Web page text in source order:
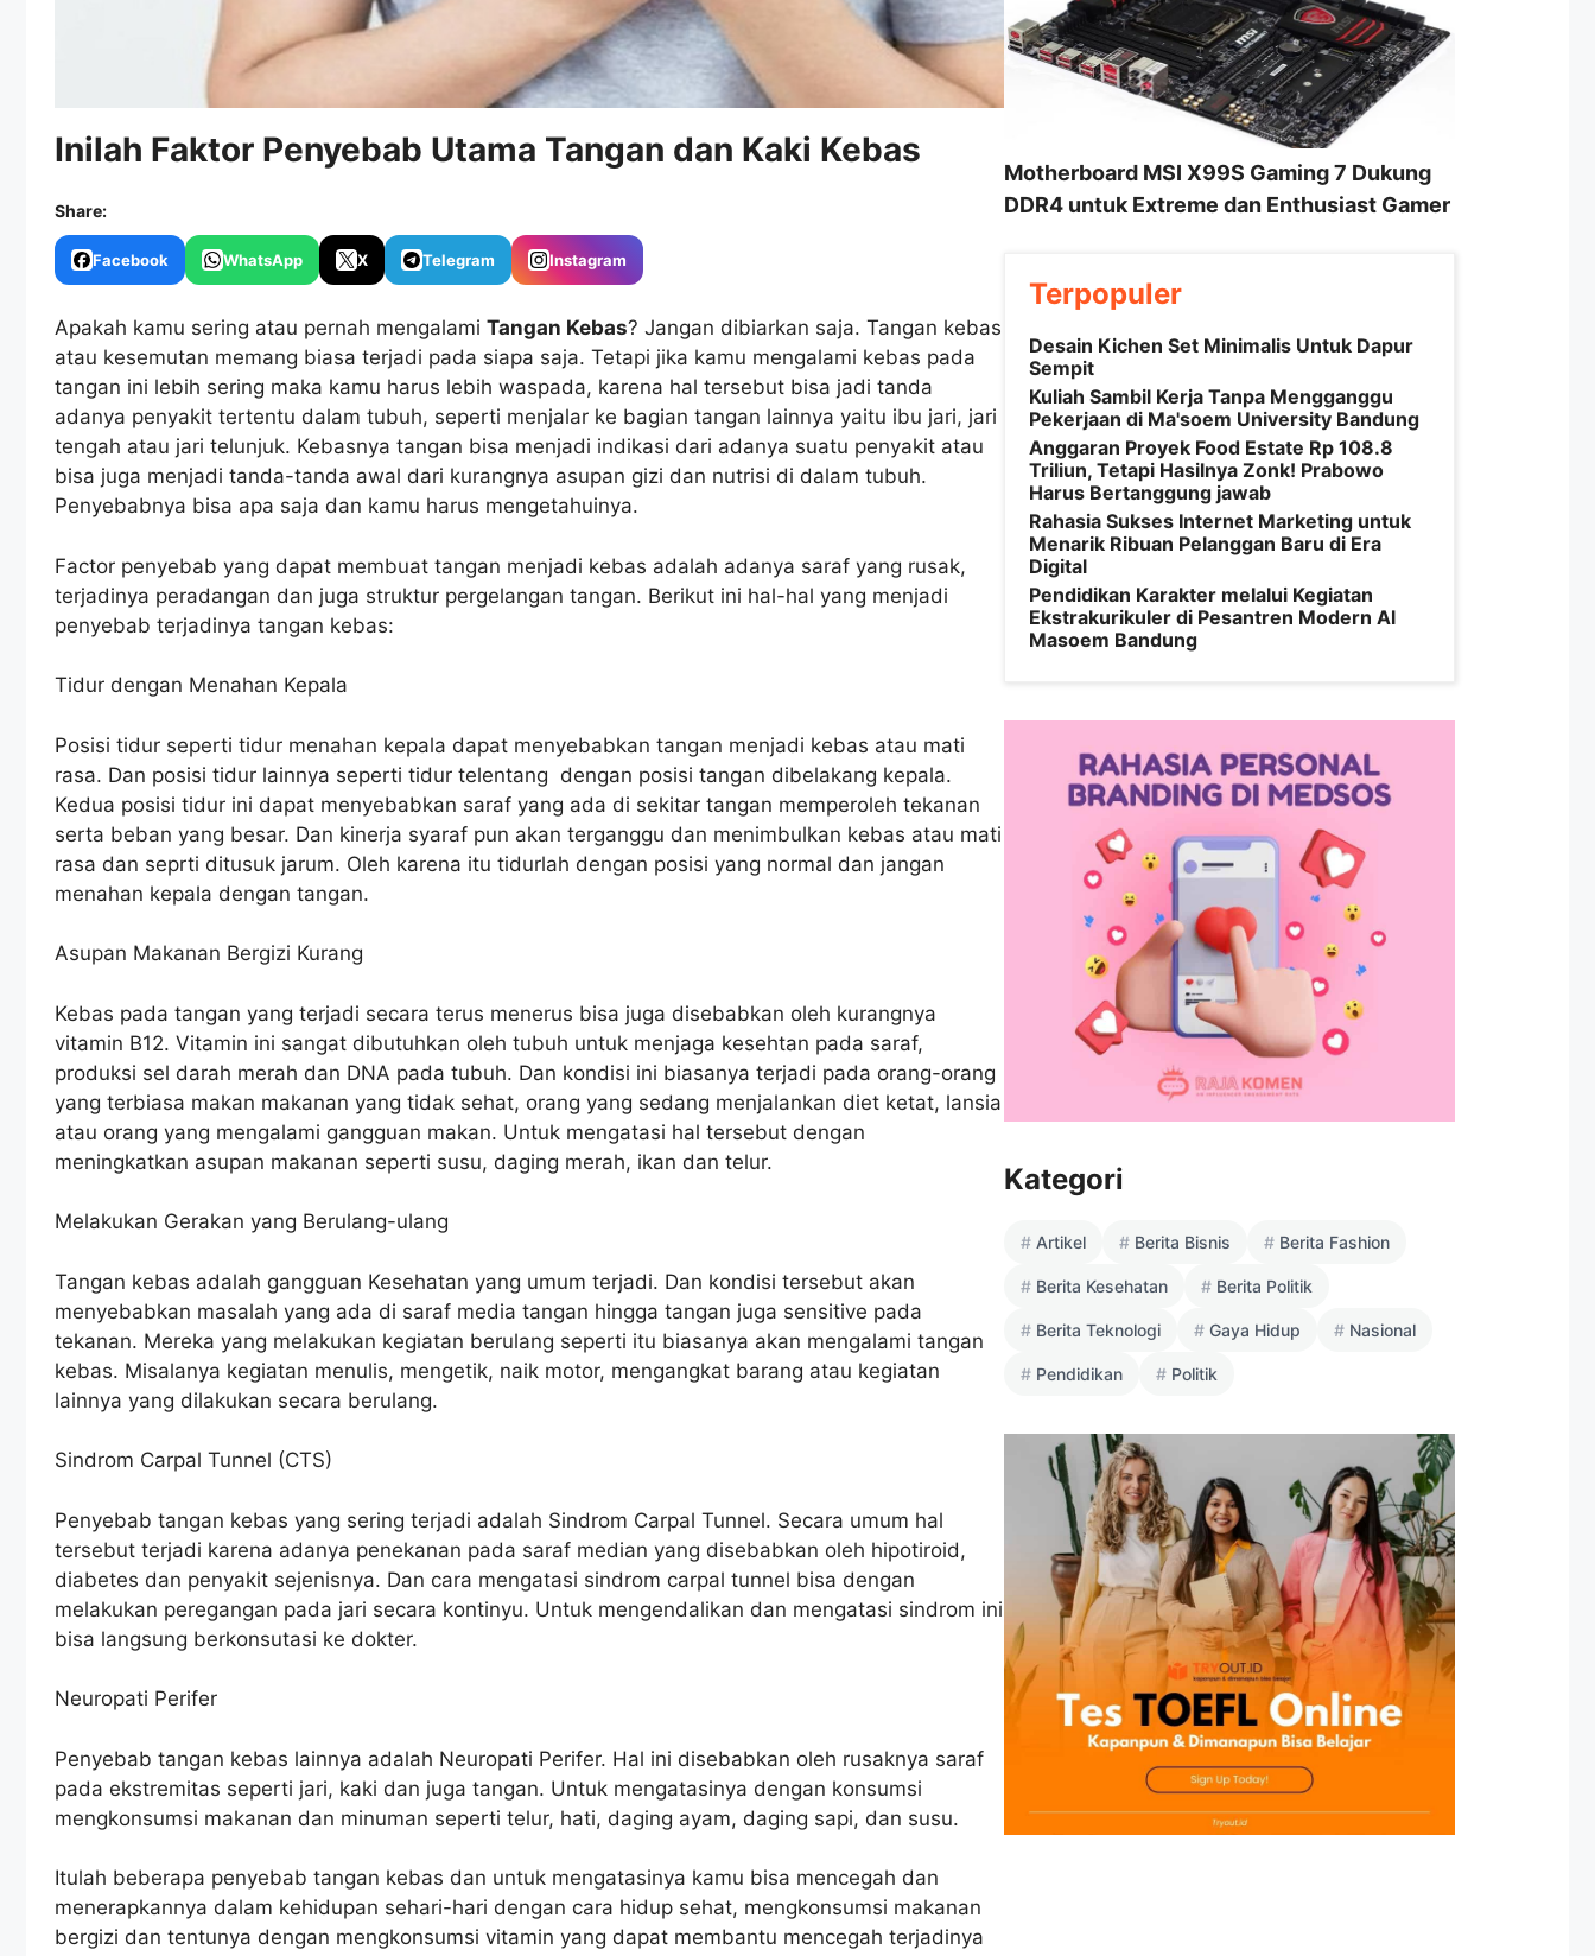
Inilah Faktor Penyebab Utama Tangan dan Kaki Kebas
Share:
Facebook WhatsApp X Telegram Instagram
Apakah kamu sering atau pernah mengalami Tangan Kebas? Jangan dibiarkan saja. Tangan kebas
atau kesemutan memang biasa terjadi pada siapa saja. Tetapi jika kamu mengalami kebas pada
tangan ini lebih sering maka kamu harus lebih waspada, karena hal tersebut bisa jadi tanda
adanya penyakit tertentu dalam tubuh, seperti menjalar ke bagian tangan lainnya yaitu ibu jari, jari
tengah atau jari telunjuk. Kebasnya tangan bisa menjadi indikasi dari adanya suatu penyakit atau
bisa juga menjadi tanda-tanda awal dari kurangnya asupan gizi dan nutrisi di dalam tubuh.
Penyebabnya bisa apa saja dan kamu harus mengetahuinya.
Factor penyebab yang dapat membuat tangan menjadi kebas adalah adanya saraf yang rusak,
terjadinya peradangan dan juga struktur pergelangan tangan. Berikut ini hal-hal yang menjadi
penyebab terjadinya tangan kebas:
Tidur dengan Menahan Kepala
Posisi tidur seperti tidur menahan kepala dapat menyebabkan tangan menjadi kebas atau mati
rasa. Dan posisi tidur lainnya seperti tidur telentang dengan posisi tangan dibelakang kepala.
Kedua posisi tidur ini dapat menyebabkan saraf yang ada di sekitar tangan memperoleh tekanan
serta beban yang besar. Dan kinerja syaraf pun akan terganggu dan menimbulkan kebas atau mati
rasa dan seprti ditusuk jarum. Oleh karena itu tidurlah dengan posisi yang normal dan jangan
menahan kepala dengan tangan.
Asupan Makanan Bergizi Kurang
Kebas pada tangan yang terjadi secara terus menerus bisa juga disebabkan oleh kurangnya
vitamin B12. Vitamin ini sangat dibutuhkan oleh tubuh untuk menjaga kesehtan pada saraf,
produksi sel darah merah dan DNA pada tubuh. Dan kondisi ini biasanya terjadi pada orang-orang
yang terbiasa makan makanan yang tidak sehat, orang yang sedang menjalankan diet ketat, lansia
atau orang yang mengalami gangguan makan. Untuk mengatasi hal tersebut dengan
meningkatkan asupan makanan seperti susu, daging merah, ikan dan telur.
Melakukan Gerakan yang Berulang-ulang
Tangan kebas adalah gangguan Kesehatan yang umum terjadi. Dan kondisi tersebut akan
menyebabkan masalah yang ada di saraf media tangan hingga tangan juga sensitive pada
tekanan. Mereka yang melakukan kegiatan berulang seperti itu biasanya akan mengalami tangan
kebas. Misalanya kegiatan menulis, mengetik, naik motor, mengangkat barang atau kegiatan
lainnya yang dilakukan secara berulang.
Sindrom Carpal Tunnel (CTS)
Penyebab tangan kebas yang sering terjadi adalah Sindrom Carpal Tunnel. Secara umum hal
tersebut terjadi karena adanya penekanan pada saraf median yang disebabkan oleh hipotiroid,
diabetes dan penyakit sejenisnya. Dan cara mengatasi sindrom carpal tunnel bisa dengan
melakukan peregangan pada jari secara kontinyu. Untuk mengendalikan dan mengatasi sindrom ini
bisa langsung berkonsutasi ke dokter.
Neuropati Perifer
Penyebab tangan kebas lainnya adalah Neuropati Perifer. Hal ini disebabkan oleh rusaknya saraf
pada ekstremitas seperti jari, kaki dan juga tangan. Untuk mengatasinya dengan konsumsi
mengkonsumsi makanan dan minuman seperti telur, hati, daging ayam, daging sapi, dan susu.
Itulah beberapa penyebab tangan kebas dan untuk mengatasinya kamu bisa mencegah dan
menerapkannya dalam kehidupan sehari-hari dengan cara hidup sehat, mengkonsumsi makanan
bergizi dan tentunya dengan mengkonsumsi vitamin yang dapat membantu mencegah terjadinya
Motherboard MSI X99S Gaming 7 Dukung
DDR4 untuk Extreme dan Enthusiast Gamer
Terpopuler
Desain Kichen Set Minimalis Untuk Dapur
Sempit
Kuliah Sambil Kerja Tanpa Mengganggu
Pekerjaan di Ma'soem University Bandung
Anggaran Proyek Food Estate Rp 108.8
Triliun, Tetapi Hasilnya Zonk! Prabowo
Harus Bertanggung jawab
Rahasia Sukses Internet Marketing untuk
Menarik Ribuan Pelanggan Baru di Era
Digital
Pendidikan Karakter melalui Kegiatan
Ekstrakurikuler di Pesantren Modern Al
Masoem Bandung
Kategori
Artikel Berita Bisnis Berita Fashion
Berita Kesehatan Berita Politik
Berita Teknologi Gaya Hidup Nasional
Pendidikan Politik